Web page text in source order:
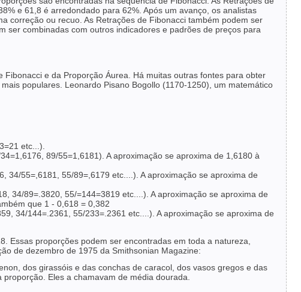
e 61,8 é arredondado para 62%. Após um avanço, os analistas
correção ou recuo. As Retrações de Fibonacci também podem ser
ser combinadas com outros indicadores e padrões de preços para
e da Proporção Áurea. Há muitas outras fontes para obter
populares. Leonardo Pisano Bogollo (1170-1250), um matemático
etc...).
89/55=1,6181). A aproximação se aproxima de 1,6180 à
34/55=,6181, 55/89=,6179 etc....). A aproximação se aproxima de
34/89=.3820, 55/=144=3819 etc....). A aproximação se aproxima de
que 1 - 0,618 = 0,382
34/144=.2361, 55/233=.2361 etc....). A aproximação se aproxima de
Essas proporções podem ser encontradas em toda a natureza,
de dezembro de 1975 da Smithsonian Magazine:
dos girassóis e das conchas de caracol, dos vasos gregos e das
Eles a chamavam de média dourada.